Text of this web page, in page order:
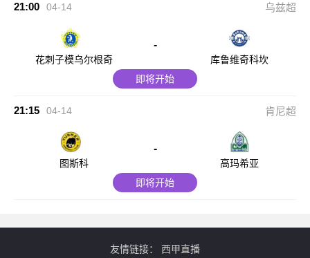
21:00 04-14 乌兹超
花刺子模乌尔根奇
-
库鲁维奇科坎
即将开始
21:15 04-14 肯尼超
图斯科
-
高玛希亚
即将开始
友情链接： 西甲直播